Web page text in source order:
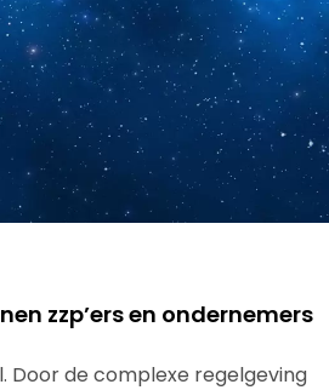
zzp’ers en ondernemers
Door de complexe regelgeving